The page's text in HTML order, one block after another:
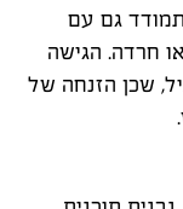
גם עם
חרדה. הגישה
שכן הזנחה של